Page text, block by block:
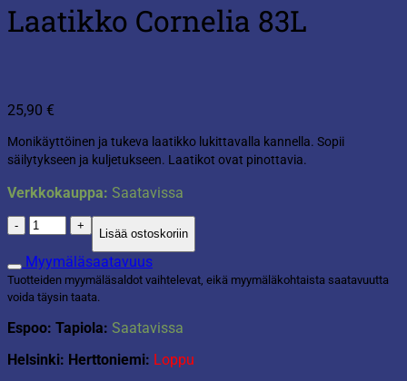
Laatikko Cornelia 83L
25,90 €
Monikäyttöinen ja tukeva laatikko lukittavalla kannella. Sopii
säilytykseen ja kuljetukseen. Laatikot ovat pinottavia.
Verkkokauppa: Saatavissa
Laatikko
Cornelia
83L
määrä
Lisää ostoskoriin
Myymäläsaatavuus
Tuotteiden myymäläsaldot vaihtelevat, eikä myymäläkohtaista saatavuutta
voida täysin taata.
Espoo: Tapiola: Saatavissa
Helsinki: Herttoniemi: Loppu